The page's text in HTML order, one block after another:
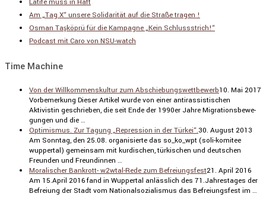
Am „Tag X“ unsere Solidarität auf die Straße tragen !
Osman Taşköprü für die Kampagne „Kein Schlussstrich!“
Podcast mit Caro von NSU-watch
Time Machine
Von der Willkommenskultur zum Abschiebungswettbewerb10. Mai 2017
Vorbe­mer­kung Dieser Artikel wurde von einer antiras­sis­ti­schen
Aktivistin geschrieben, die seit Ende der 1990er Jahre Migra­ti­ons­be­we­
gungen und die …
Optimismus. Zur Tagung „Repression in der Türkei“.30. August 2013
Am Sonntag, den 25.08. organi­sierte das so_ko_wpt (soli-komitee
wuppertal) gemeinsam mit kurdi­schen, türki­schen und deutschen
Freunden und Freun­dinnen …
Moralischer Bankrott- w2wtal-Rede zum Befreiungsfest21. April 2016
Am 15.April 2016 fand in Wuppertal anläss­lich des 71.Jahrestages der
Befreiung der Stadt vom Natio­nal­so­zia­lismus das Befrei­ungs­fest im …